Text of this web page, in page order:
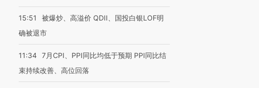
15:51
被爆炒、高溢价 QDII、国投白银LOF明
确被退市
11:34 7月CPI、PPI同比均低于预期 PPI同比结
束持续改善、高位回落